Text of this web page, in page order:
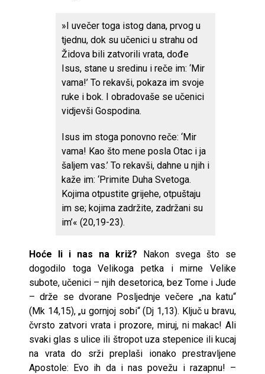
»I uvečer toga istog dana, prvog u
tjednu, dok su učenici u strahu od
Židova bili zatvorili vrata, dođe
Isus, stane u sredinu i reče im: ‘Mir
vama!’ To rekavši, pokaza im svoje
ruke i bok. I obradovaše se učenici
vidjevši Gospodina.
Isus im stoga ponovno reče: ‘Mir
vama! Kao što mene posla Otac i ja
šaljem vas.’ To rekavši, dahne u njih i
kaže im: ‘Primite Duha Svetoga.
Kojima otpustite grijehe, otpuštaju
im se; kojima zadržite, zadržani su
im’« (20,19-23).
Hoće li i nas na križ? Nakon svega što se
dogodilo toga Velikoga petka i mirne Velike
subote, učenici – njih desetorica, bez Tome i Jude
– drže se dvorane Posljednje večere „na katu“
(Mk 14,15), „u gornjoj sobi“ (Dj 1,13). Ključ u bravu,
čvrsto zatvori vrata i prozore, miruj, ni makac! Ali
svaki glas s ulice ili štropot uza stepenice ili kucaj
na vrata do srži preplaši ionako prestravljene
Apostole: Evo ih da i nas povežu i razapnu! –